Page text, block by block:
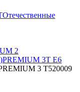
Отечественные
2
PREMIUM 3T E6
3 T520009